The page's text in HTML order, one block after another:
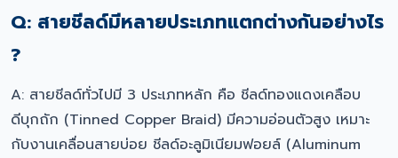
Q: สายชีลด์มีหลายประเภทแตกต่างกันอย่างไร
?
A: สายชีลด์ทั่วไปมี 3 ประเภทหลัก คือ ชีลด์ทองแดงเคลือบ
ดีบุกถัก (Tinned Copper Braid) มีความอ่อนตัวสูง เหมาะ
กับงานเคลื่อนสายบ่อย ชีลด์อะลูมิเนียมฟอยล์ (Aluminum